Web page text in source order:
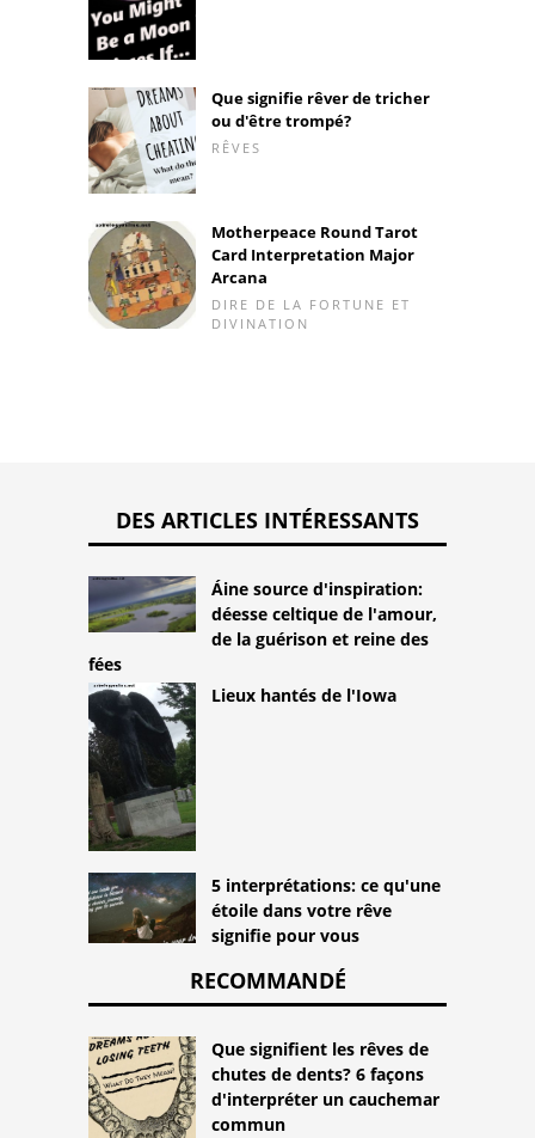
Que signifie rêver de tricher
ou d'être trompé?
RÊVES
Motherpeace Round Tarot
Card Interpretation Major
Arcana
DIRE DE LA FORTUNE ET
DIVINATION
DES ARTICLES INTÉRESSANTS
Áine source d'inspiration:
déesse celtique de l'amour,
de la guérison et reine des
fées
Lieux hantés de l'Iowa
5 interprétations: ce qu'une
étoile dans votre rêve
signifie pour vous
RECOMMANDÉ
Que signifient les rêves de
chutes de dents? 6 façons
d'interpréter un cauchemar
commun